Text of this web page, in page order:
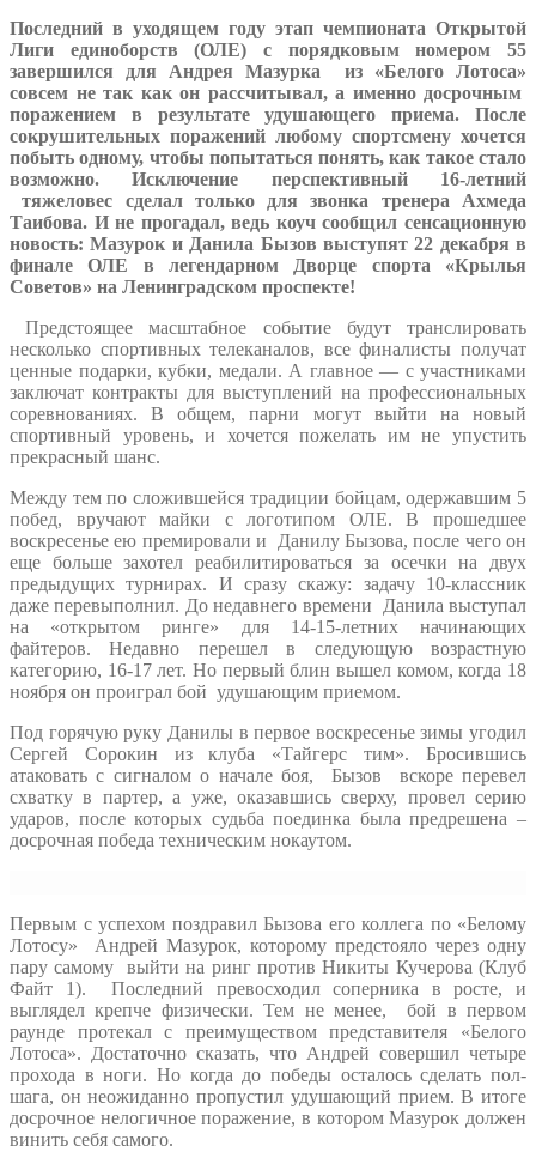
Последний в уходящем году этап чемпионата Открытой
Лиги единоборств (ОЛЕ) с порядковым номером 55
завершился для Андрея Мазурка из «Белого Лотоса»
совсем не так как он рассчитывал, а именно досрочным
поражением в результате удушающего приема. После
сокрушительных поражений любому спортсмену хочется
побыть одному, чтобы попытаться понять, как такое стало
возможно. Исключение перспективный 16-летний
тяжеловес сделал только для звонка тренера Ахмеда
Таибова. И не прогадал, ведь коуч сообщил сенсационную
новость: Мазурок и Данила Бызов выступят 22 декабря в
финале ОЛЕ в легендарном Дворце спорта «Крылья
Советов» на Ленинградском проспекте!
Предстоящее масштабное событие будут транслировать
несколько спортивных телеканалов, все финалисты получат
ценные подарки, кубки, медали. А главное — с участниками
заключат контракты для выступлений на профессиональных
соревнованиях. В общем, парни могут выйти на новый
спортивный уровень, и хочется пожелать им не упустить
прекрасный шанс.
Между тем по сложившейся традиции бойцам, одержавшим 5
побед, вручают майки с логотипом ОЛЕ. В прошедшее
воскресенье ею премировали и Данилу Бызова, после чего он
еще больше захотел реабилитироваться за осечки на двух
предыдущих турнирах. И сразу скажу: задачу 10-классник
даже перевыполнил. До недавнего времени Данила выступал
на «открытом ринге» для 14-15-летних начинающих
файтеров. Недавно перешел в следующую возрастную
категорию, 16-17 лет. Но первый блин вышел комом, когда 18
ноября он проиграл бой удушающим приемом.
Под горячую руку Данилы в первое воскресенье зимы угодил
Сергей Сорокин из клуба «Тайгерс тим». Бросившись
атаковать с сигналом о начале боя, Бызов вскоре перевел
схватку в партер, а уже, оказавшись сверху, провел серию
ударов, после которых судьба поединка была предрешена –
досрочная победа техническим нокаутом.
Первым с успехом поздравил Бызова его коллега по «Белому
Лотосу» Андрей Мазурок, которому предстояло через одну
пару самому выйти на ринг против Никиты Кучерова (Клуб
Файт 1). Последний превосходил соперника в росте, и
выглядел крепче физически. Тем не менее, бой в первом
раунде протекал с преимуществом представителя «Белого
Лотоса». Достаточно сказать, что Андрей совершил четыре
прохода в ноги. Но когда до победы осталось сделать пол-
шага, он неожиданно пропустил удушающий прием. В итоге
досрочное нелогичное поражение, в котором Мазурок должен
винить себя самого.